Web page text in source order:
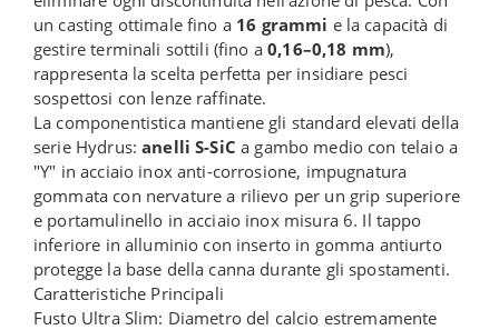
un casting ottimale fino a 16 grammi e la capacità di
gestire terminali sottili (fino a0,16–0,18 mm),
rappresenta la scelta perfetta per insidiare pesci
sospettosi con lenze raffinate.
La componentistica mantiene gli standard elevati della
serie Hydrus:anelli S-SiC a gambo medio con telaio a
"Y" in acciaio inox anti-corrosione, impugnatura
gommata con nervature a rilievo per un grip superiore
e portamulinello in acciaio inox misura 6. Il tappo
inferiore in alluminio con inserto in gomma antiurto
protegge la base della canna durante gli spostamenti.
Caratteristiche Principali
Fusto Ultra Slim: Diametro del calcio estremamente